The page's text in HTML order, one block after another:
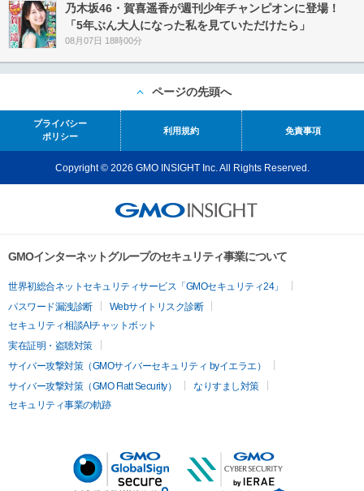
乃木坂46・賀喜遥香が週刊少年チャンピオンに登場！
「5年ぶん大人になった私を見ていただけたら」
08月07日 18時00分
ページの先頭へ
プライバシー
ポリシー
利用規約 免責事項
Copyright © 2026 GMO INSIGHT Inc. All Rights Reserved.
GMOインターネットグループのセキュリティ事業について
世界初総合ネットセキュリティサービス「GMOセキュリティ24」
パスワード漏洩診断
Webサイトリスク診断
セキュリティ相談AIチャットボット
実在証明・盗聴対策
サイバー攻撃対策（GMOサイバーセキュリティ byイエラエ）
サイバー攻撃対策（GMO Flatt Security）
なりすまし対策
セキュリティ事業の軌跡